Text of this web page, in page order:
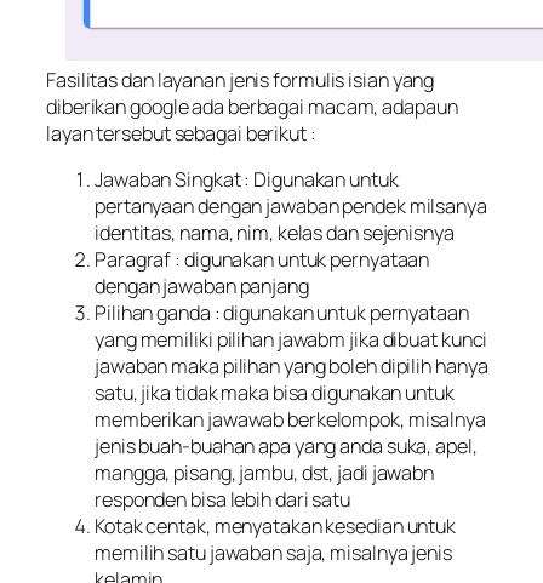
Fasilitas dan layanan jenis formulis isian yang
diberikan google ada berbagai macam, adapaun
layan tersebut sebagai berikut :
Jawaban Singkat : Digunakan untuk
pertanyaan dengan jawaban pendek milsanya
identitas, nama, nim, kelas dan sejenisnya
Paragraf : digunakan untuk pernyataan
dengan jawaban panjang
Pilihan ganda : digunakan untuk pernyataan
yang memiliki pilihan jawabm jika dibuat kunci
jawaban maka pilihan yang boleh dipilih hanya
satu, jika tidak maka bisa digunakan untuk
memberikan jawawab berkelompok, misalnya
jenis buah-buahan apa yang anda suka, apel,
mangga, pisang, jambu, dst, jadi jawabn
responden bisa lebih dari satu
Kotak centak, menyatakan kesedian untuk
memilih satu jawaban saja, misalnya jenis